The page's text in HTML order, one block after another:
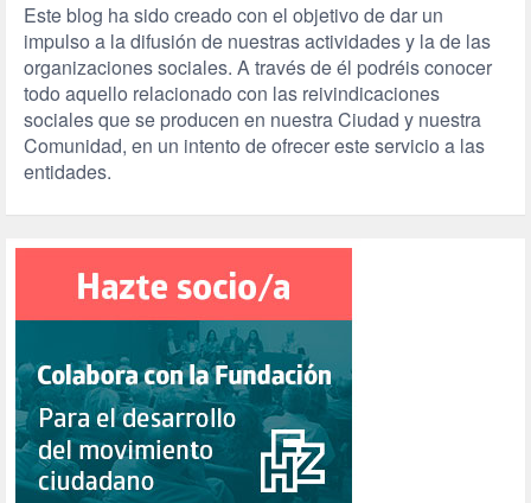
Este blog ha sido creado con el objetivo de dar un
impulso a la difusión de nuestras actividades y la de las
organizaciones sociales. A través de él podréis conocer
todo aquello relacionado con las reivindicaciones
sociales que se producen en nuestra Ciudad y nuestra
Comunidad, en un intento de ofrecer este servicio a las
entidades.